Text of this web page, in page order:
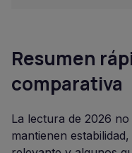
Resumen
comparativa
La lectura de 2026
mantienen